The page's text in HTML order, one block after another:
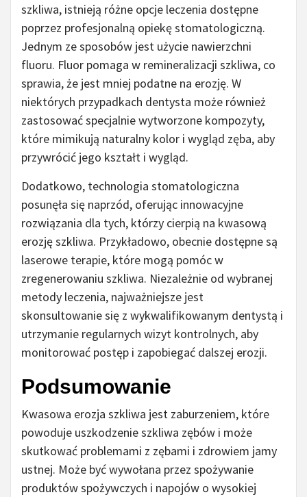
szkliwa, istnieją różne opcje leczenia dostępne
poprzez profesjonalną opiekę stomatologiczną.
Jednym ze sposobów jest użycie nawierzchni
fluoru. Fluor pomaga w remineralizacji szkliwa, co
sprawia, że jest mniej podatne na erozję. W
niektórych przypadkach dentysta może również
zastosować specjalnie wytworzone kompozyty,
które mimikują naturalny kolor i wygląd zęba, aby
przywrócić jego kształt i wygląd.
Dodatkowo, technologia stomatologiczna
posunęła się naprzód, oferując innowacyjne
rozwiązania dla tych, którzy cierpią na kwasową
erozję szkliwa. Przykładowo, obecnie dostępne są
laserowe terapie, które mogą pomóc w
zregenerowaniu szkliwa. Niezależnie od wybranej
metody leczenia, najważniejsze jest
skonsultowanie się z wykwalifikowanym dentystą i
utrzymanie regularnych wizyt kontrolnych, aby
monitorować postęp i zapobiegać dalszej erozji.
Podsumowanie
Kwasowa erozja szkliwa jest zaburzeniem, które
powoduje uszkodzenie szkliwa zębów i może
skutkować problemami z zębami i zdrowiem jamy
ustnej. Może być wywołana przez spożywanie
produktów spożywczych i napojów o wysokiej